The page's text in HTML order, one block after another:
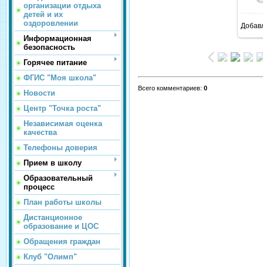
организации отдыха
детей и их
оздоровлении
Информационная
безопасность
Горячее питание
ФГИС "Моя школа"
Новости
Центр "Точка роста"
Независимая оценка
качества
Телефоны доверия
Прием в школу
Образовательный
процесс
План работы школы
Дистанционное
образование и ЦОС
Обращения граждан
Клуб "Олимп"
Всего комментариев: 0